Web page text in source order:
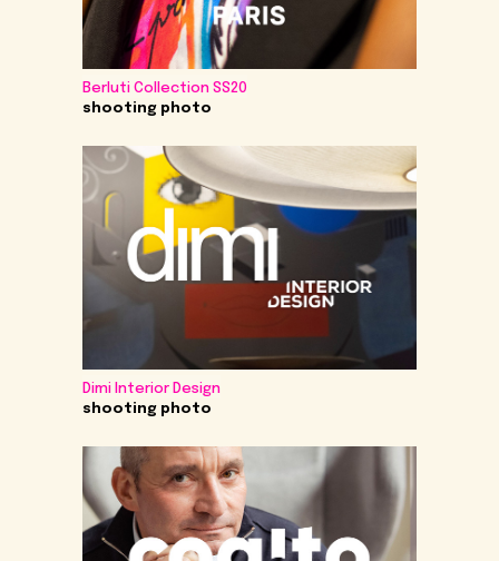
Berluti Collection SS20
shooting photo
Dimi Interior Design
shooting photo